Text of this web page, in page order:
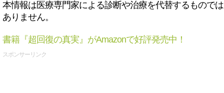
本情報は医療専門家による診断や治療を代替するものでは
ありません。
書籍『超回復の真実』がAmazonで好評発売中！
スポンサーリンク